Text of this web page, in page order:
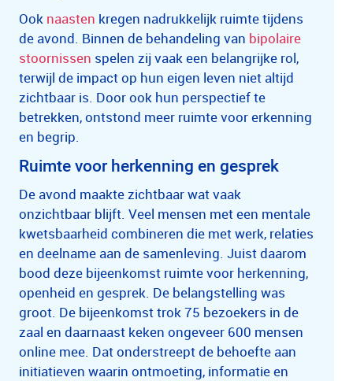
Ook naasten kregen nadrukkelijk ruimte tijdens
de avond. Binnen de behandeling van bipolaire
stoornissen spelen zij vaak een belangrijke rol,
terwijl de impact op hun eigen leven niet altijd
zichtbaar is. Door ook hun perspectief te
betrekken, ontstond meer ruimte voor erkenning
en begrip.
Ruimte voor herkenning en gesprek
De avond maakte zichtbaar wat vaak
onzichtbaar blijft. Veel mensen met een mentale
kwetsbaarheid combineren die met werk, relaties
en deelname aan de samenleving. Juist daarom
bood deze bijeenkomst ruimte voor herkenning,
openheid en gesprek. De belangstelling was
groot. De bijeenkomst trok 75 bezoekers in de
zaal en daarnaast keken ongeveer 600 mensen
online mee. Dat onderstreept de behoefte aan
initiatieven waarin ontmoeting, informatie en